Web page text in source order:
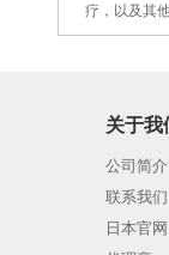
疗，以及其
关于我
公司简介
联系我们
日本官网